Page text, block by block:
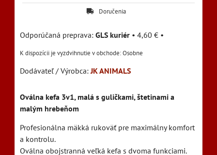
Doručenia
GLS kuriér • 4,60 € •
Osobne
Dodávateľ / Výrobca:JK ANIMALS
Oválna kefa 3v1, malá s guličkami, štetinami a
malým hrebeňom
Profesionálna mäkká rukoväť pre maximálny komfort
a kontrolu.
Oválna obojstranná veľká kefa s dvoma funkciami.